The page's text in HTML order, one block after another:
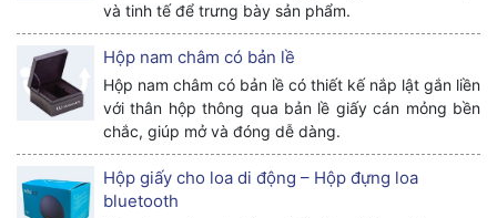
và tinh tế để trưng bày sản phẩm.
Hộp nam châm có bản lề
Hộp nam châm có bản lề có thiết kế nắp lật gắn liền
với thân hộp thông qua bản lề giấy cán mỏng bền
chắc, giúp mở và đóng dễ dàng.
Hộp giấy cho loa di động – Hộp đựng loa
bluetooth